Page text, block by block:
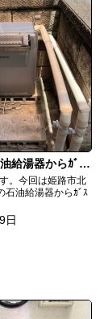
からｶﾞｽ給湯器へ取替
。今回は姫路市北
石油給湯器からｶﾞｽ
日